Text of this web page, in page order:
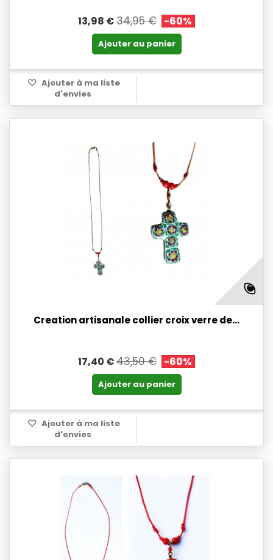
13,98 €34,95 € -60%
Ajouter au panier
Ajouter à ma liste
d'envies
Creation artisanale collier croix verre de...
17,40 €43,50 € -60%
Ajouter au panier
Ajouter à ma liste
d'envies